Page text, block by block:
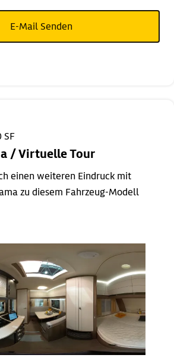
E-Mail Senden
SF
/ Virtuelle Tour
einen weiteren Eindruck mit
zu diesem Fahrzeug-Modell